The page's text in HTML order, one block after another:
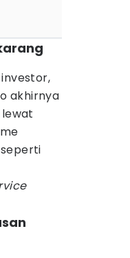
akhirnya